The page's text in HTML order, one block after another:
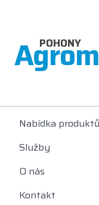
POHONY
Nabídka produktů
Služby
O nás
Kontakt